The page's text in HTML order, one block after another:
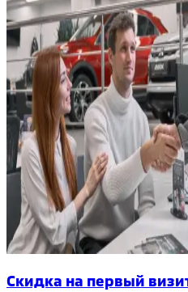
Скидка на первый